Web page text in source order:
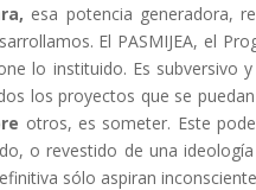
esa potencia generadora,
El PASMIJEA, el
lo instituido. Es subversivo
los proyectos que se
otros, es someter. Este
o revestido de una
sólo aspiran